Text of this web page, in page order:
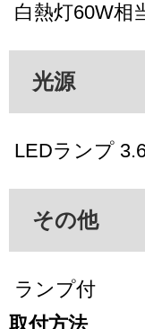
白熱灯60W相
光源
LEDランプ
その他
ランプ付
取付方法